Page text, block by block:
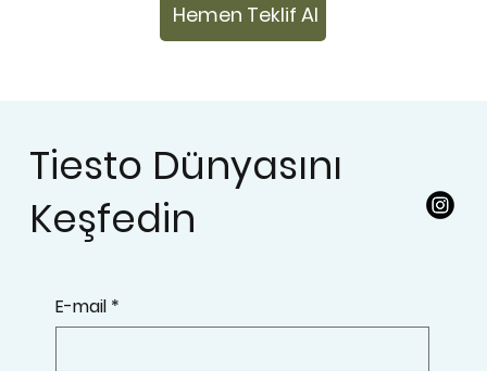
Hemen Teklif Al
Tiesto Dünyasını
Keşfedin
E-mail *